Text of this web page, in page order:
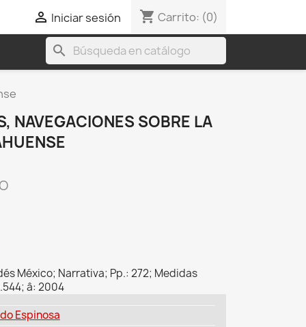
 Iniciar sesión shopping_cart Carrito: (0)
search
NAVEGACIONES SOBRE LA
México; Narrativa; Pp.: 272; Medidas
â: 2004
Espinosa